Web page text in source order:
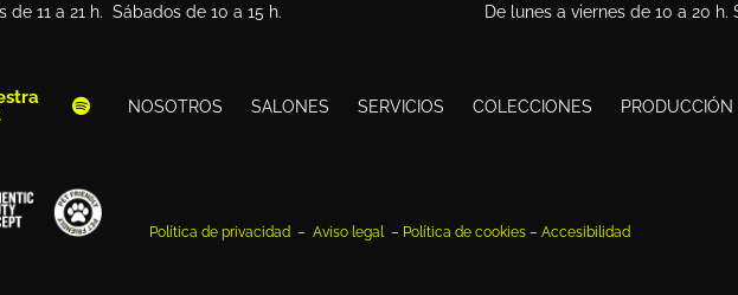
de 11 a 21 h. Sábados de 10 a 15 h.
De lunes a viernes de 10 a 20 h.
NOSOTROS SALONES SERVICIOS COLECCIONES PRODUCCIÓN
Política de privacidad –Aviso legal – Política de cookies –Accesibilidad